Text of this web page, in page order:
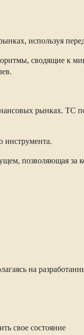
используя
сводящие к
рынках. ТС
инструмента.
позволяющая за
на
свое состояние